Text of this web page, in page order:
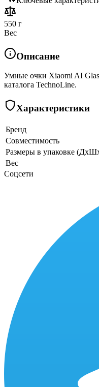
550 г
Вес
Описание
Умные очки Xiaomi AI
каталога TechnoLine.
Характеристики
Бренд
Совместимость
Размеры в упаковке
Вес
Соцсети